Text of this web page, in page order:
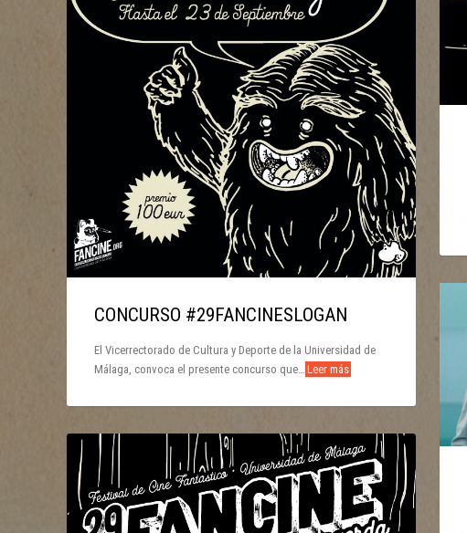
CONCURSO #29FANCINESLOGAN
El Vicerrectorado de Cultura y Deporte de la Universidad de
Málaga, convoca el presente concurso que… Leer más